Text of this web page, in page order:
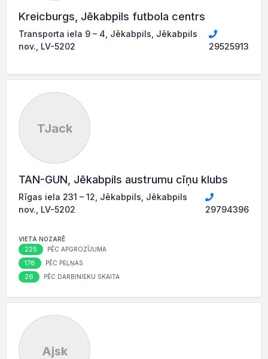
Kreicburgs, Jēkabpils futbola centrs
Transporta iela 9 – 4, Jēkabpils, Jēkabpils
nov., LV-5202
29525913
TJack
TAN-GUN, Jēkabpils austrumu cīņu klubs
Rīgas iela 231 – 12, Jēkabpils, Jēkabpils
nov., LV-5202
29794396
VIETA NOZARĒ
225 PĒC APGROZĪJUMA
178 PĒC PEĻŅAS
26 PĒC DARBINIEKU SKAITA
Ajsk